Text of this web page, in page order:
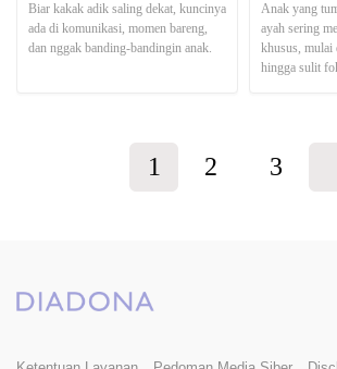
Biar kakak adik saling dekat, kuncinya
ada di komunikasi, momen bareng,
dan nggak banding-bandingin anak.
Anak yang
ayah sering
khusus, mulai
hingga sulit
1 2 3